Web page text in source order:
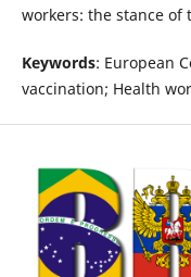
workers: the stance of
Keywords: European
vaccination; Health